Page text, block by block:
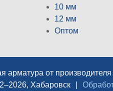
10 мм
12 мм
Оптом
арматура от производителя
Хабаровск